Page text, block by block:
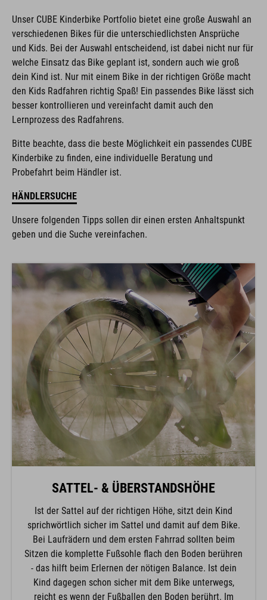
Unser CUBE Kinderbike Portfolio bietet eine große Auswahl an
verschiedenen Bikes für die unterschiedlichsten Ansprüche
und Kids. Bei der Auswahl entscheidend, ist dabei nicht nur für
welche Einsatz das Bike geplant ist, sondern auch wie groß
dein Kind ist. Nur mit einem Bike in der richtigen Größe macht
den Kids Radfahren richtig Spaß! Ein passendes Bike lässt sich
besser kontrollieren und vereinfacht damit auch den
Lernprozess des Radfahrens.
Bitte beachte, dass die beste Möglichkeit ein passendes CUBE
Kinderbike zu finden, eine individuelle Beratung und
Probefahrt beim Händler ist.
HÄNDLERSUCHE
Unsere folgenden Tipps sollen dir einen ersten Anhaltspunkt
geben und die Suche vereinfachen.
SATTEL- & ÜBERSTANDSHÖHE
Ist der Sattel auf der richtigen Höhe, sitzt dein Kind
sprichwörtlich sicher im Sattel und damit auf dem Bike.
Bei Laufrädern und dem ersten Fahrrad sollten beim
Sitzen die komplette Fußsohle flach den Boden berühren
- das hilft beim Erlernen der nötigen Balance. Ist dein
Kind dagegen schon sicher mit dem Bike unterwegs,
reicht es wenn der Fußballen den Boden berührt. Im